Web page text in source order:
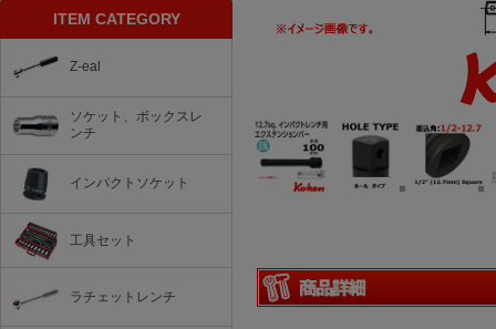
ITEM CATEGORY
Z-eal
ソケット、ボックスレ
ンチ
インパクトソケット
工具セット
ラチェットレンチ